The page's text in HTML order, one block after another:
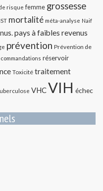
risque femme grossesse
IST mortalité méta-analyse Naif
pays à faibles revenus
prévention Prévention de
réservoir
Toxicité traitement
VHCVIH échec